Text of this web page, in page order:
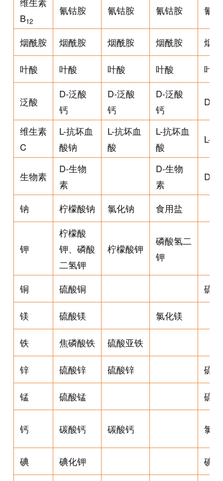
B12
氰钴胺 氰钴胺 氰钴胺 氰
烟酰胺 烟酰胺 烟酰胺 烟酰胺 烟
叶酸 叶酸 叶酸 叶酸 叶酸
泛酸
D-泛酸
钙
D-泛酸
钙
D-泛酸
钙
D-
维生素
C
L-抗坏血
酸钠
L-抗坏血
酸
L-抗坏血
酸
L-
生物素
D-生物
素
D-生物
素
D-
钠 柠檬酸钠 氯化钠 食用盐
钾
柠檬酸
钾、磷酸
二氢钾
柠檬酸钾
磷酸氢二
钾
铜 硫酸铜 硫
镁 硫酸镁 氯化镁
铁 焦磷酸铁 硫酸亚铁
锌 硫酸锌 硫酸锌 硫
锰 硫酸锰 硫
钙 碳酸钙 碳酸钙 氯
碘 碘化钾 碘